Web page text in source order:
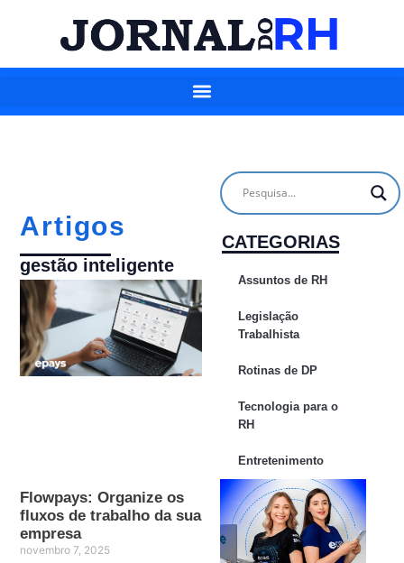
Artigos
gestão inteligente
Flowpays: Organize os
fluxos de trabalho da sua
empresa
novembro 7, 2025
CATEGORIAS
Assuntos de RH
Legislação
Trabalhista
Rotinas de DP
Tecnologia para o
RH
Entretenimento